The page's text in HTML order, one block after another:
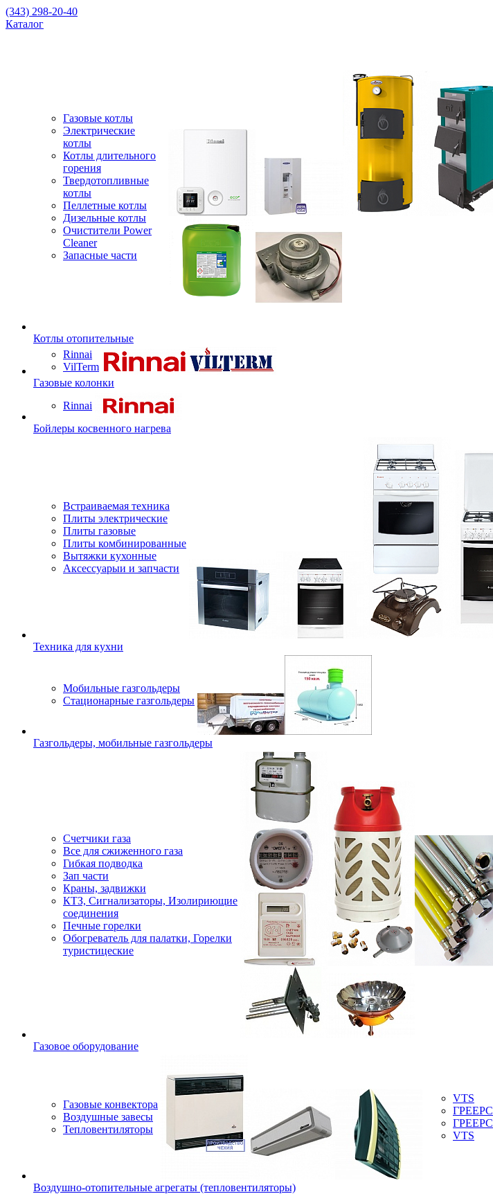
(343) 298-20-40
Каталог
Газовые котлы
Электрические
котлы
Котлы длительного
горения
Твердотопливные
котлы
Пеллетные котлы
Дизельные котлы
Очистители Power
Cleaner
Запасные части
Котлы отопительные
Rinnai
VilTerm
Газовые колонки
Rinnai
Бойлеры косвенного нагрева
Встраиваемая техника
Плиты электрические
Плиты газовые
Плиты комбинированные
Вытяжки кухонные
Аксессуарыи и запчасти
Техника для кухни
Мобильные газгольдеры
Стационарные газгольдеры
Газгольдеры, мобильные газгольдеры
Счетчики газа
Все для сжиженного газа
Гибкая подводка
Зап части
Краны, задвижки
КТЗ, Сигнализаторы, Изолириющие
соединения
Печные горелки
Обогреватель для палатки, Горелки
туристицеские
Газовое оборудование
Газовые конвектора
Воздушные завесы
Тепловентиляторы
VTS
ГРЕЕРС
ГРЕЕРС
VTS
Воздушно-отопительные агрегаты (тепловентиляторы)